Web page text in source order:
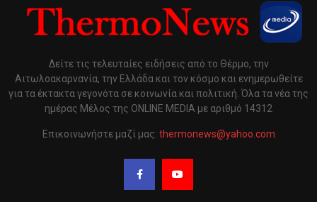
Δείτε τις τελευταίες ειδήσεις από το Θέρμο, την
Αιτωλοακαρνανία, την Ελλάδα και τον κόσμο και ενημερωθείτε
για τα έκτακτα γεγονότα σε κοινωνία και πολιτική. Όλα τα νέα της
ημέρας Μέλος της ONLINE MEDIA με αριθμό 14312
Επικοινωνήστε μαζί μας: thermonews@yahoo.com